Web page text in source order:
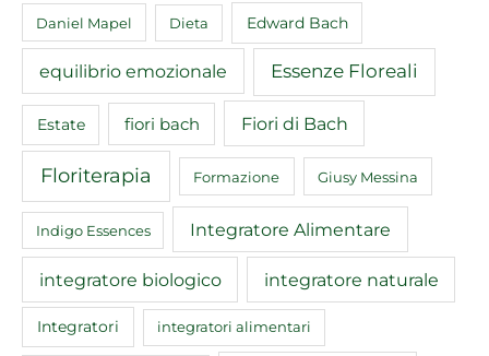
Daniel Mapel Dieta Edward Bach
equilibrio emozionale Essenze Floreali
Estate fiori bach Fiori di Bach
Floriterapia Formazione Giusy Messina
Indigo Essences Integratore Alimentare
integratore biologico integratore naturale
Integratori integratori alimentari